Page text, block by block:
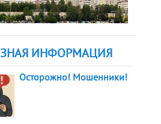
ИНФОРМАЦИЯ
Осторожно! Мошенники!